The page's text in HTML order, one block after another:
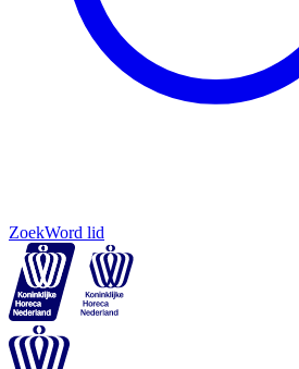
ZoekWord lid